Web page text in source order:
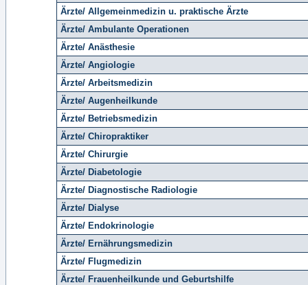
Ärzte/ Allgemeinmedizin u. praktische Ärzte
Ärzte/ Ambulante Operationen
Ärzte/ Anästhesie
Ärzte/ Angiologie
Ärzte/ Arbeitsmedizin
Ärzte/ Augenheilkunde
Ärzte/ Betriebsmedizin
Ärzte/ Chiropraktiker
Ärzte/ Chirurgie
Ärzte/ Diabetologie
Ärzte/ Diagnostische Radiologie
Ärzte/ Dialyse
Ärzte/ Endokrinologie
Ärzte/ Ernährungsmedizin
Ärzte/ Flugmedizin
Ärzte/ Frauenheilkunde und Geburtshilfe